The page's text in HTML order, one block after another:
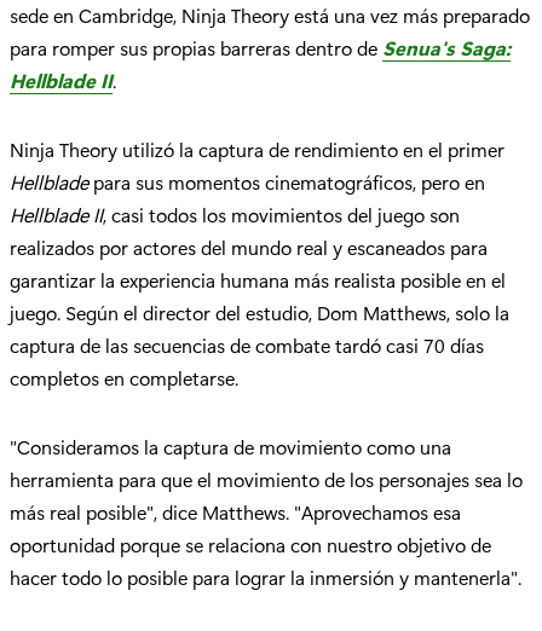
sede en Cambridge, Ninja Theory está una vez más preparado
para romper sus propias barreras dentro de Senua's Saga:
Hellblade II.
Ninja Theory utilizó la captura de rendimiento en el primer
Hellbladepara sus momentos cinematográficos, pero en
Hellblade II, casi todos los movimientos del juego son
realizados por actores del mundo real y escaneados para
garantizar la experiencia humana más realista posible en el
juego. Según el director del estudio, Dom Matthews, solo la
captura de las secuencias de combate tardó casi 70 días
completos en completarse.
"Consideramos la captura de movimiento como una
herramienta para que el movimiento de los personajes sea lo
más real posible", dice Matthews. "Aprovechamos esa
oportunidad porque se relaciona con nuestro objetivo de
hacer todo lo posible para lograr la inmersión y mantenerla".